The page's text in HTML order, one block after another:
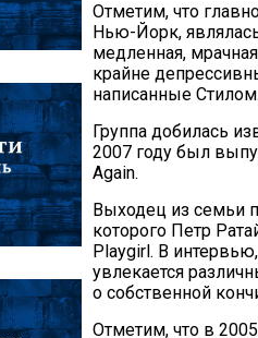
Отметим, что
Нью-Йорк,
медленная,
крайне
написанные Стилом.
Группа добилась
2007 году был
Again.
Выходец из семьи
которого Петр
Playgirl. В
увлекается
о собственной
Отметим, что в